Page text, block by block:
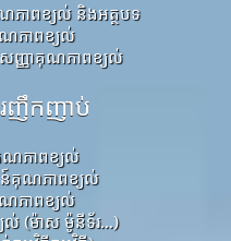
ាពខ្យល់ និងអត្ថបទ
ភាពខ្យល់
សញ្ញាគុណភាពខ្យល់
កញាប់
ណភាពខ្យល់
ន៍គុណភាពខ្យល់
ណភាពខ្យល់
(ម៉ាស ម៉ូនីទ័រ...)